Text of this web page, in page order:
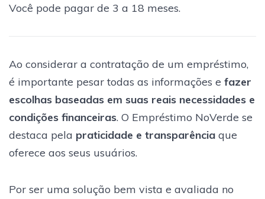
Você pode pagar de 3 a 18 meses.
Ao considerar a contratação de um empréstimo,
é importante pesar todas as informações e fazer
escolhas baseadas em suas reais necessidades e
condições financeiras. O Empréstimo NoVerde se
destaca pela praticidade e transparência que
oferece aos seus usuários.
Por ser uma solução bem vista e avaliada no